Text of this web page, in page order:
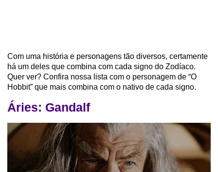
Com uma história e personagens tão diversos, certamente
há um deles que combina com cada signo do Zodíaco.
Quer ver? Confira nossa lista com o personagem de “O
Hobbit” que mais combina com o nativo de cada signo.
Áries: Gandalf